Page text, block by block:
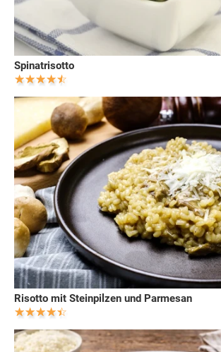
Spinatrisotto
Risotto mit Steinpilzen und Parmesan